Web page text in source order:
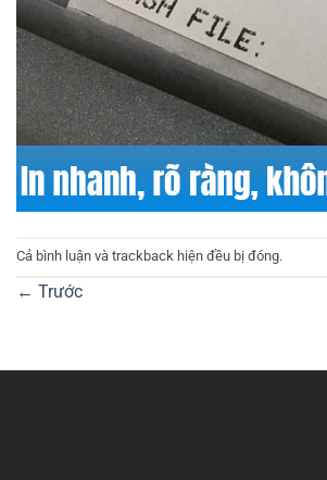
Cả bình luận và trackback hiện đều bị đóng.
← Trước